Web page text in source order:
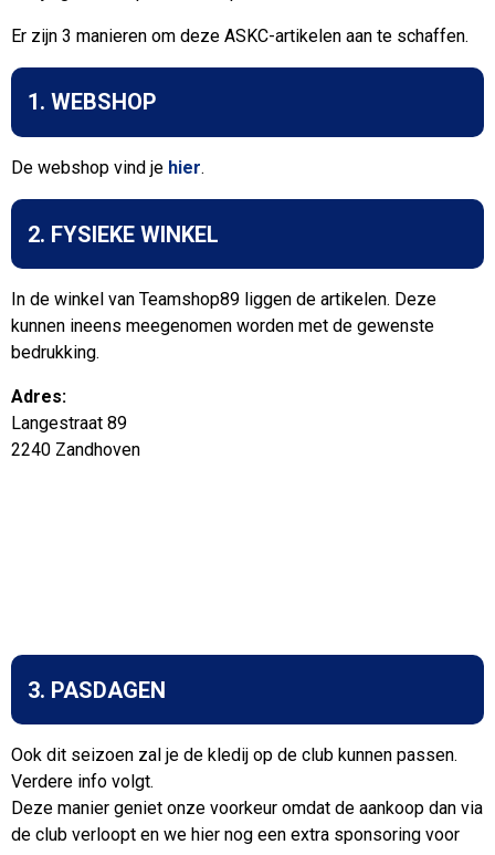
Er zijn 3 manieren om deze ASKC-artikelen aan te schaffen.
1. WEBSHOP
De webshop vind je hier.
2. FYSIEKE WINKEL
In de winkel van Teamshop89 liggen de artikelen. Deze
kunnen ineens meegenomen worden met de gewenste
bedrukking.
Adres:
Langestraat 89
2240 Zandhoven
3. PASDAGEN
Ook dit seizoen zal je de kledij op de club kunnen passen.
Verdere info volgt.
Deze manier geniet onze voorkeur omdat de aankoop dan via
de club verloopt en we hier nog een extra sponsoring voor